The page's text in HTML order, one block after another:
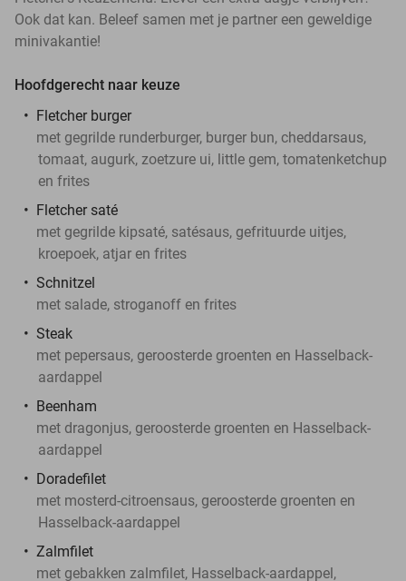
Ook dat kan. Beleef samen met je partner een geweldige
minivakantie!
Hoofdgerecht naar keuze
Fletcher burger
met gegrilde runderburger, burger bun, cheddarsaus,
tomaat, augurk, zoetzure ui, little gem, tomatenketchup
en frites
Fletcher saté
met gegrilde kipsaté, satésaus, gefrituurde uitjes,
kroepoek, atjar en frites
Schnitzel
met salade, stroganoff en frites
Steak
met pepersaus, geroosterde groenten en Hasselback-
aardappel
Beenham
met dragonjus, geroosterde groenten en Hasselback-
aardappel
Doradefilet
met mosterd-citroensaus, geroosterde groenten en
Hasselback-aardappel
Zalmfilet
met gebakken zalmfilet, Hasselback-aardappel,